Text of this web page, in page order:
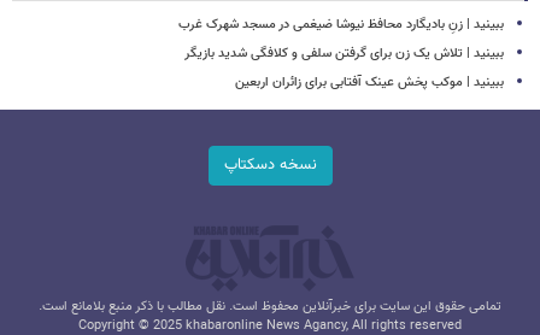
ببینید | زنِ بادیگارد محافظ نیوشا ضیغمی در مسجد شهرک غرب
ببینید | تلاش یک زن برای گرفتن سلفی و کلافگی شدید بازیگر
ببینید | موکب پخش عینک آفتابی برای زائران اربعین
نسخه دسکتاپ
تمامی حقوق این سایت برای خبرآنلاین محفوظ است. نقل مطالب با ذکر منبع بلامانع است.
Copyright © 2025 khabaronline News Agancy, All rights reserved